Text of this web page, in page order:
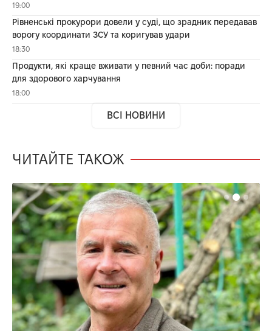
19:00
Рівненські прокурори довели у суді, що зрадник передавав
ворогу координати ЗСУ та коригував удари
18:30
Продукти, які краще вживати у певний час доби: поради
для здорового харчування
18:00
ВСІ НОВИНИ
ЧИТАЙТЕ ТАКОЖ